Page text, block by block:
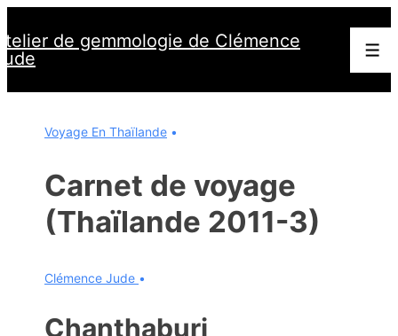
passer
au
contenu
de gemmologie de Clémence
Voyage En Thaïlande
Carnet de voyage
(Thaïlande 2011-3)
Clémence Jude
Chanthaburi